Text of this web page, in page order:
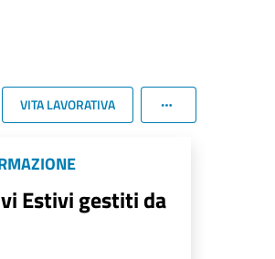
VITA LAVORATIVA
Estivi gestiti da